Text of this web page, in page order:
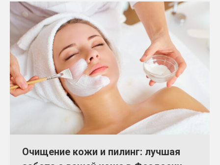
Очищение кожи и пилинг: лучшая